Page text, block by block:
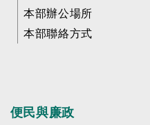
本部辦公場所
本部聯絡方式
便民與廉政